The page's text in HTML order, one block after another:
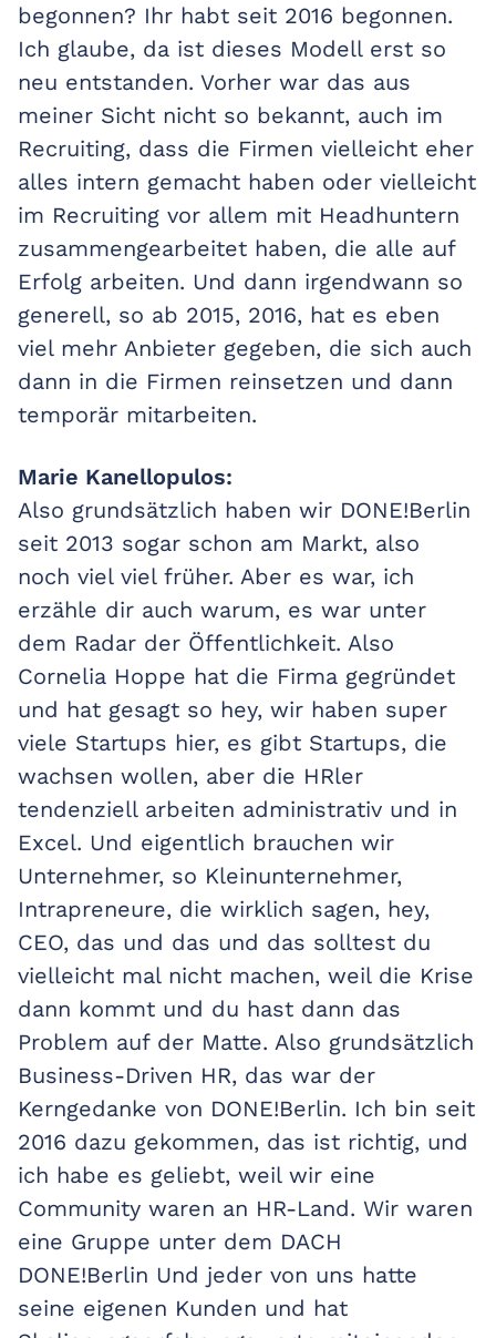
begonnen? Ihr habt seit 2016 begonnen.
Ich glaube, da ist dieses Modell erst so
neu entstanden. Vorher war das aus
meiner Sicht nicht so bekannt, auch im
Recruiting, dass die Firmen vielleicht eher
alles intern gemacht haben oder vielleicht
im Recruiting vor allem mit Headhuntern
zusammengearbeitet haben, die alle auf
Erfolg arbeiten. Und dann irgendwann so
generell, so ab 2015, 2016, hat es eben
viel mehr Anbieter gegeben, die sich auch
dann in die Firmen reinsetzen und dann
temporär mitarbeiten.
Marie Kanellopulos:
Also grundsätzlich haben wir DONE!Berlin
seit 2013 sogar schon am Markt, also
noch viel viel früher. Aber es war, ich
erzähle dir auch warum, es war unter
dem Radar der Öffentlichkeit. Also
Cornelia Hoppe hat die Firma gegründet
und hat gesagt so hey, wir haben super
viele Startups hier, es gibt Startups, die
wachsen wollen, aber die HRler
tendenziell arbeiten administrativ und in
Excel. Und eigentlich brauchen wir
Unternehmer, so Kleinunternehmer,
Intrapreneure, die wirklich sagen, hey,
CEO, das und das und das solltest du
vielleicht mal nicht machen, weil die Krise
dann kommt und du hast dann das
Problem auf der Matte. Also grundsätzlich
Business-Driven HR, das war der
Kerngedanke von DONE!Berlin. Ich bin seit
2016 dazu gekommen, das ist richtig, und
ich habe es geliebt, weil wir eine
Community waren an HR-Land. Wir waren
eine Gruppe unter dem DACH
DONE!Berlin Und jeder von uns hatte
seine eigenen Kunden und hat